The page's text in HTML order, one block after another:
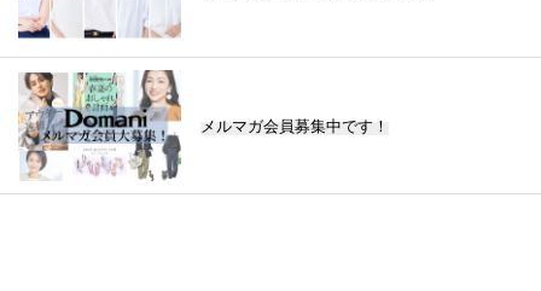
メルマガ会員募集中です！